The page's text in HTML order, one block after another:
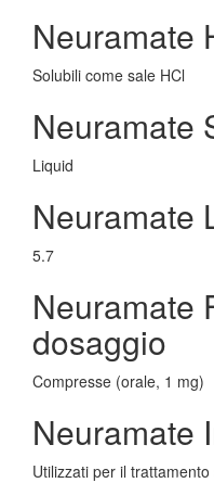
Neuramate
Solubili come sale HCl
Neuramate
Liquid
Neuramate
5.7
Neuramate
dosaggio
Compresse (orale, 1 mg)
Neuramate
Utilizzati per il